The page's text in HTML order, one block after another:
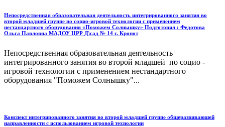
Непосредственная образовательная деятельность интегрированного занятия во
второй младшей группе по социо-игровой технологии с применением
нестандартного оборудования «Поможем Солнышку» Подготовил : Федотова
Ольга Павловна МАДОУ ЦРР Д\сад № 14 г. Кропот
Непосредственная образовательная деятельность
интегрированного занятия во второй младшей по социо -
игровой технологии с применением нестандартного
оборудования "Поможем Солнышку"...
Конспект интегрированного занятия во второй младшей группе общеразвивающей
направленности с использованием игровой технологии